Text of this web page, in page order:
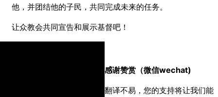
他，并团结他的子民，共同完成未来的任务。
让众教会共同宣告和展示基督吧！
感谢赞赏（微信wechat)
翻译不易，您的支持将让我们能